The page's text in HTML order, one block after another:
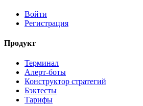
Войти
Регистрация
Продукт
Терминал
Алерт-боты
Конструктор стратегий
Бэктесты
Тарифы